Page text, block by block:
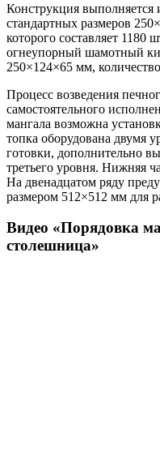
Конструкция выполняется
стандартных размеров
которого составляет 1180
огнеупорный шамотный
250×124×65 мм,
Процесс возведения
самостоятельного
мангала возможна
топка оборудована двумя
готовки, дополнительно
третьего уровня. Нижняя
На двенадцатом ряду
размером 512×512 мм для
Видео «Порядовка
столешница»